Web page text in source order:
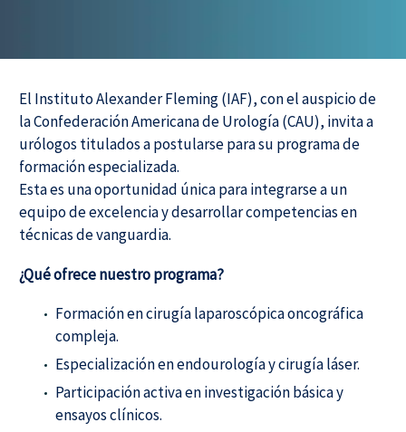
El Instituto Alexander Fleming (IAF), con el auspicio de
la Confederación Americana de Urología (CAU), invita a
urólogos titulados a postularse para su programa de
formación especializada.
Esta es una oportunidad única para integrarse a un
equipo de excelencia y desarrollar competencias en
técnicas de vanguardia.
¿Qué ofrece nuestro programa?
Formación en cirugía laparoscópica oncográfica
compleja.
Especialización en endourología y cirugía láser.
Participación activa en investigación básica y
ensayos clínicos.